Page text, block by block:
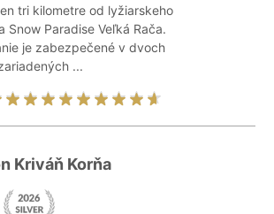
tri kilometre od lyžiarskeho
Snow Paradise Veľká Rača.
je zabezpečené v dvoch
...
Kriváň Korňa